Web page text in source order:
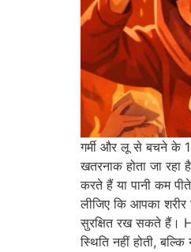
गर्मी और लू से बचने के
खतरनाक होता जा
करते हैं या पानी कम
लीजिए कि आपका
सुरक्षित रख सकते हैं।
स्थिति नहीं होती,